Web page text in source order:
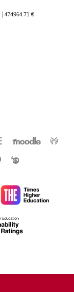
| 474964.71 €